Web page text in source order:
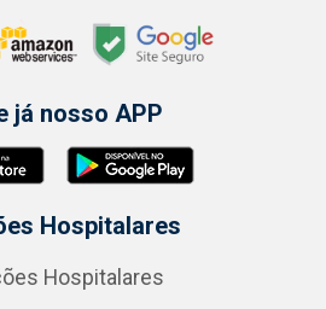
já nosso APP
Hospitalares
Hospitalares